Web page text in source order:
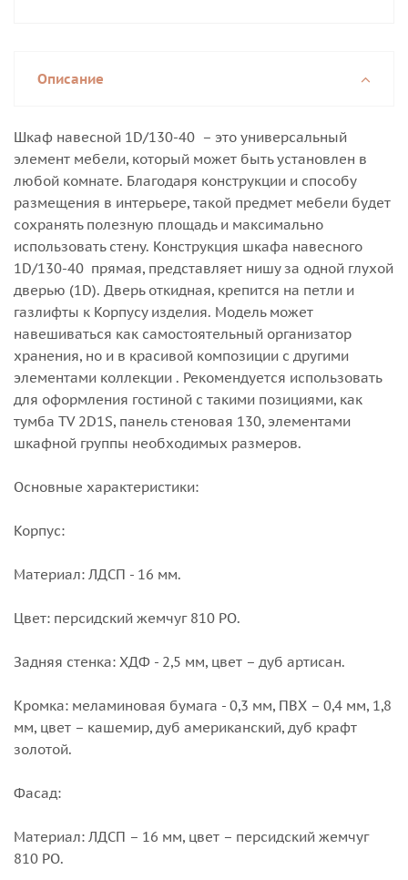
Описание
Шкаф навесной 1D/130-40 – это универсальный
элемент мебели, который может быть установлен в
любой комнате. Благодаря конструкции и способу
размещения в интерьере, такой предмет мебели будет
сохранять полезную площадь и максимально
использовать стену. Конструкция шкафа навесного
1D/130-40 прямая, представляет нишу за одной глухой
дверью (1D). Дверь откидная, крепится на петли и
газлифты к Корпусу изделия. Модель может
навешиваться как самостоятельный организатор
хранения, но и в красивой композиции с другими
элементами коллекции . Рекомендуется использовать
для оформления гостиной с такими позициями, как
тумба TV 2D1S, панель стеновая 130, элементами
шкафной группы необходимых размеров.
Основные характеристики:
Корпус:
Материал: ЛДСП - 16 мм.
Цвет: персидский жемчуг 810 PO.
Задняя стенка: ХДФ - 2,5 мм, цвет – дуб артисан.
Кромка: меламиновая бумага - 0,3 мм, ПВХ – 0,4 мм, 1,8
мм, цвет – кашемир, дуб американский, дуб крафт
золотой.
Фасад:
Материал: ЛДСП – 16 мм, цвет – персидский жемчуг
810 PO.